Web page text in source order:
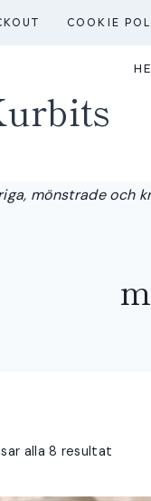
COOKIE
mönstrade och
alla 8 resultat